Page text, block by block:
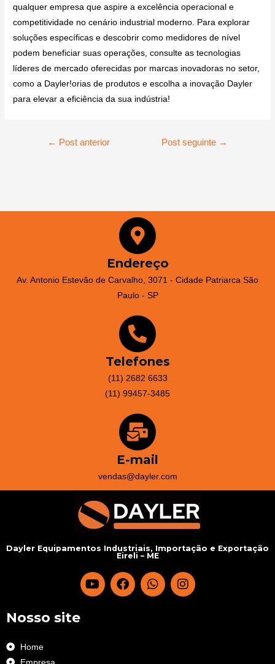
qualquer empresa que aspire a excelência operacional e
competitividade no cenário industrial moderno. Para explorar
soluções específicas e descobrir como medidores de nível
podem beneficiar suas operações, consulte as tecnologias
líderes de mercado oferecidas por marcas inovadoras no setor,
como a Dayler!orias de produtos e escolha a inovação Dayler
para elevar a eficiência da sua indústria!
← Post anterior Post seguinte →
Endereço
Av. Antonio Estevão de Carvalho, 3071 - Cidade Patriarca São
Paulo - SP
Telefones
(11) 2682 6633
(11) 99457-3485
E-mail
vendas@dayler.com
Dayler Equipamentos Industriais, Importação e Exportação
Eireli – ME
Nosso site
Home